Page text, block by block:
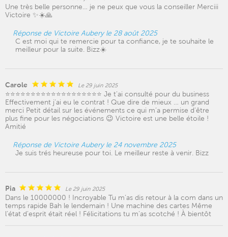
Une très belle personne… je ne peux que vous la conseiller Merciii
Victoire ✨☀️🙏
Réponse de Victoire Aubery le 28 août 2025
C est moi qui te remercie pour ta confiance, je te souhaite le
meilleur pour la suite. Bizz☀️
Carole Le 29 juin 2025
⭐️⭐️⭐️⭐️⭐️⭐️⭐️⭐️⭐️⭐️⭐️⭐️⭐️⭐️⭐️⭐️⭐️⭐️⭐️ Je t’ai consulté pour du business
Effectivement j’ai eu le contrat ! Que dire de mieux … un grand
merci Petit détail sur les événements ce qui m’a permise d’être
plus fine pour les négociations 😉 Victoire est une belle étoile !
Amitié
Réponse de Victoire Aubery le 24 novembre 2025
Je suis trés heureuse pour toi. Le meilleur reste à venir. Bizz
Pia Le 29 juin 2025
Dans le 10000000 ! Incroyable Tu m’as dis retour à la com dans un
temps rapide Bah le lendemain ! Une machine des cartes Même
l’état d’esprit était réel ! Félicitations tu m’as scotché ! À bientôt